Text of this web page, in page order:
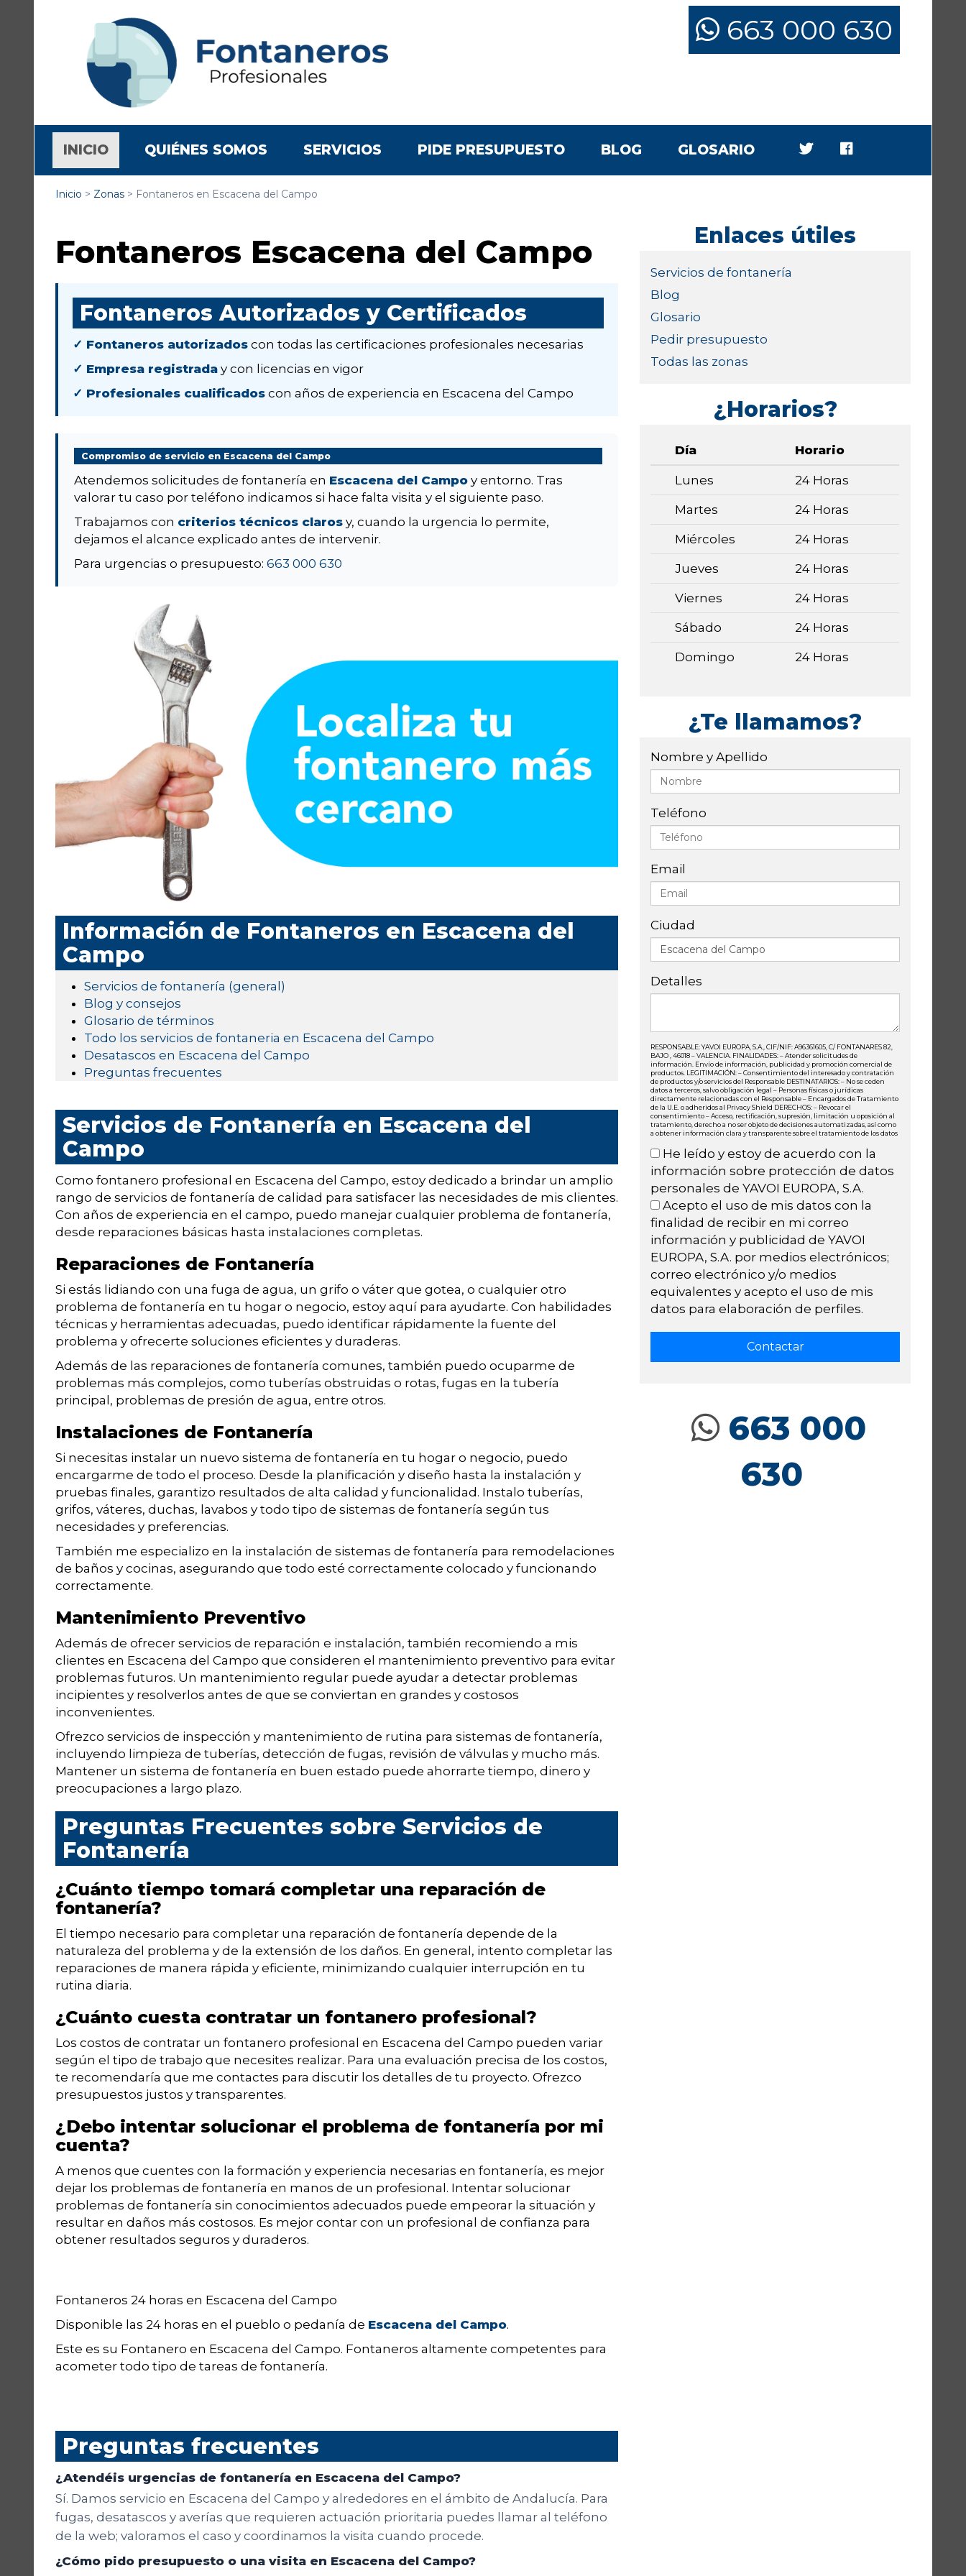
663 000 630
INICIO(CURRENT)
QUIÉNES SOMOS SERVICIOS PIDE PRESUPUESTO BLOG GLOSARIO
Inicio > Zonas > Fontaneros en Escacena del Campo
Fontaneros Escacena del Campo
Fontaneros Autorizados y Certificados
✓ Fontaneros autorizados con todas las certificaciones profesionales necesarias
✓ Empresa registrada y con licencias en vigor
✓ Profesionales cualificados con años de experiencia en Escacena del Campo
Compromiso de servicio en Escacena del Campo
Atendemos solicitudes de fontanería en Escacena del Campo y entorno. Tras
valorar tu caso por teléfono indicamos si hace falta visita y el siguiente paso.
Trabajamos con criterios técnicos claros y, cuando la urgencia lo permite,
dejamos el alcance explicado antes de intervenir.
Para urgencias o presupuesto: 663 000 630
Información de Fontaneros en Escacena del
Campo
Servicios de fontanería (general)
Blog y consejos
Glosario de términos
Todo los servicios de fontaneria en Escacena del Campo
Desatascos en Escacena del Campo
Preguntas frecuentes
Servicios de Fontanería en Escacena del
Campo
Como fontanero profesional en Escacena del Campo, estoy dedicado a brindar un amplio
rango de servicios de fontanería de calidad para satisfacer las necesidades de mis clientes.
Con años de experiencia en el campo, puedo manejar cualquier problema de fontanería,
desde reparaciones básicas hasta instalaciones completas.
Reparaciones de Fontanería
Si estás lidiando con una fuga de agua, un grifo o váter que gotea, o cualquier otro
problema de fontanería en tu hogar o negocio, estoy aquí para ayudarte. Con habilidades
técnicas y herramientas adecuadas, puedo identificar rápidamente la fuente del
problema y ofrecerte soluciones eficientes y duraderas.
Además de las reparaciones de fontanería comunes, también puedo ocuparme de
problemas más complejos, como tuberías obstruidas o rotas, fugas en la tubería
principal, problemas de presión de agua, entre otros.
Instalaciones de Fontanería
Si necesitas instalar un nuevo sistema de fontanería en tu hogar o negocio, puedo
encargarme de todo el proceso. Desde la planificación y diseño hasta la instalación y
pruebas finales, garantizo resultados de alta calidad y funcionalidad. Instalo tuberías,
grifos, váteres, duchas, lavabos y todo tipo de sistemas de fontanería según tus
necesidades y preferencias.
También me especializo en la instalación de sistemas de fontanería para remodelaciones
de baños y cocinas, asegurando que todo esté correctamente colocado y funcionando
correctamente.
Mantenimiento Preventivo
Además de ofrecer servicios de reparación e instalación, también recomiendo a mis
clientes en Escacena del Campo que consideren el mantenimiento preventivo para evitar
problemas futuros. Un mantenimiento regular puede ayudar a detectar problemas
incipientes y resolverlos antes de que se conviertan en grandes y costosos
inconvenientes.
Ofrezco servicios de inspección y mantenimiento de rutina para sistemas de fontanería,
incluyendo limpieza de tuberías, detección de fugas, revisión de válvulas y mucho más.
Mantener un sistema de fontanería en buen estado puede ahorrarte tiempo, dinero y
preocupaciones a largo plazo.
Preguntas Frecuentes sobre Servicios de
Fontanería
¿Cuánto tiempo tomará completar una reparación de
fontanería?
El tiempo necesario para completar una reparación de fontanería depende de la
naturaleza del problema y de la extensión de los daños. En general, intento completar las
reparaciones de manera rápida y eficiente, minimizando cualquier interrupción en tu
rutina diaria.
¿Cuánto cuesta contratar un fontanero profesional?
Los costos de contratar un fontanero profesional en Escacena del Campo pueden variar
según el tipo de trabajo que necesites realizar. Para una evaluación precisa de los costos,
te recomendaría que me contactes para discutir los detalles de tu proyecto. Ofrezco
presupuestos justos y transparentes.
¿Debo intentar solucionar el problema de fontanería por mi
cuenta?
A menos que cuentes con la formación y experiencia necesarias en fontanería, es mejor
dejar los problemas de fontanería en manos de un profesional. Intentar solucionar
problemas de fontanería sin conocimientos adecuados puede empeorar la situación y
resultar en daños más costosos. Es mejor contar con un profesional de confianza para
obtener resultados seguros y duraderos.
Fontaneros 24 horas en Escacena del Campo
Disponible las 24 horas en el pueblo o pedanía de Escacena del Campo.
Este es su Fontanero en Escacena del Campo. Fontaneros altamente competentes para
acometer todo tipo de tareas de fontanería.
Preguntas frecuentes
¿Atendéis urgencias de fontanería en Escacena del Campo?
Sí. Damos servicio en Escacena del Campo y alrededores en el ámbito de Andalucía. Para
fugas, desatascos y averías que requieren actuación prioritaria puedes llamar al teléfono
de la web; valoramos el caso y coordinamos la visita cuando procede.
¿Cómo pido presupuesto o una visita en Escacena del Campo?
Enlaces útiles
Servicios de fontanería
Blog
Glosario
Pedir presupuesto
Todas las zonas
¿Horarios?
Día Horario
Lunes 24 Horas
Martes 24 Horas
Miércoles 24 Horas
Jueves 24 Horas
Viernes 24 Horas
Sábado 24 Horas
Domingo 24 Horas
¿Te llamamos?
Nombre y Apellido
Teléfono
Email
Ciudad
Detalles
RESPONSABLE: YAVOI EUROPA, S.A., CIF/NIF: A96361605, C/ FONTANARES 82,
BAJO , 46018 – VALENCIA. FINALIDADES: – Atender solicitudes de
información. Envío de información, publicidad y promoción comercial de
productos. LEGITIMACIÓN: – Consentimiento del interesado y contratación
de productos y/o servicios del Responsable DESTINATARIOS: – No se ceden
datos a terceros, salvo obligación legal – Personas físicas o jurídicas
directamente relacionadas con el Responsable – Encargados de Tratamiento
de la U.E. o adheridos al Privacy Shield DERECHOS: – Revocar el
consentimiento – Acceso, rectificación, supresión, limitación u oposición al
tratamiento, derecho a no ser objeto de decisiones automatizadas, así como
a obtener información clara y transparente sobre el tratamiento de los datos
He leído y estoy de acuerdo con la
información sobre protección de datos
personales de YAVOI EUROPA, S.A.
Acepto el uso de mis datos con la
finalidad de recibir en mi correo
información y publicidad de YAVOI
EUROPA, S.A. por medios electrónicos;
correo electrónico y/o medios
equivalentes y acepto el uso de mis
datos para elaboración de perfiles.
663 000
630